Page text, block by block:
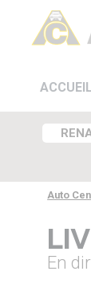
Auto
En